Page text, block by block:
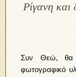
Ρίγανη και
Συν Θεώ, θα
φωτογραφικό